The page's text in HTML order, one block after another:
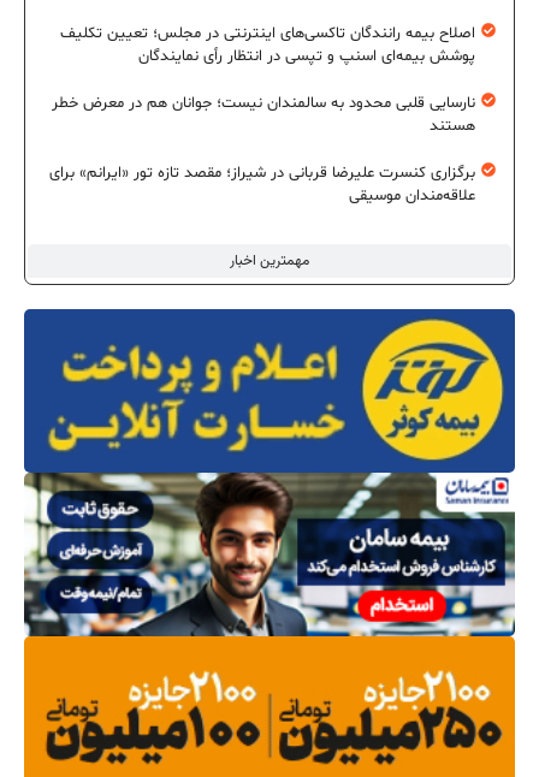
مهمترین اخبار
اصلاح بیمه رانندگان تاکسی‌های اینترنتی در مجلس؛ تعیین تکلیف
پوشش بیمه‌ای اسنپ و تپسی در انتظار رأی نمایندگان
نارسایی قلبی محدود به سالمندان نیست؛ جوانان هم در معرض خطر
هستند
برگزاری کنسرت علیرضا قربانی در شیراز؛ مقصد تازه تور «ایرانم» برای
علاقه‌مندان موسیقی